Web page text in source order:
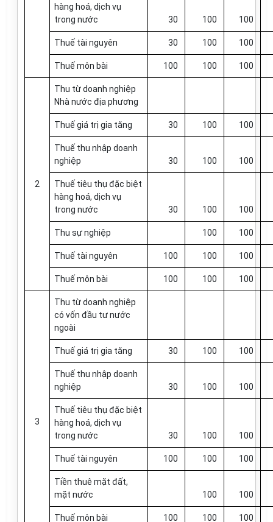
hàng hoá, dịch vụ
trong nước
30 100 100
Thuế tài nguyên 30 100 100
Thuế môn bài 100 100 100
2
Thu từ doanh nghiệp
Nhà nước địa phương
Thuế giá trị gia tăng 30 100 100
Thuế thu nhập doanh
nghiệp
30 100 100
Thuế tiêu thụ đặc biệt
hàng hoá, dịch vụ
trong nước
30 100 100
Thu sự nghiệp 100 100
Thuế tài nguyên 100 100 100
Thuế môn bài 100 100 100
3
Thu từ doanh nghiệp
có vốn đầu tư nước
ngoài
Thuế giá trị gia tăng 30 100 100
Thuế thu nhập doanh
nghiệp
30 100 100
Thuế tiêu thụ đặc biệt
hàng hoá, dịch vụ
trong nước
30 100 100
Thuế tài nguyên 100 100 100
Tiền thuê mặt đất,
mặt nước
100 100
Thuế môn bài 100 100 100